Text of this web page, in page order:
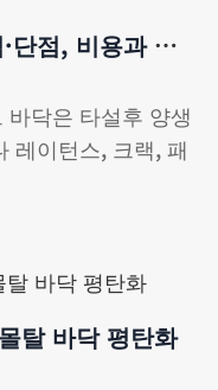
콘크리트 폴리싱 시공 | 장점·단점, 비용과 바닥 연마 6단계
닥은 타설후 양생
레이턴스, 크랙, 패
탈 바닥 평탄화